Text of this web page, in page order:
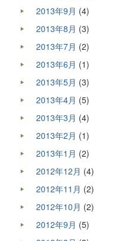
2013年9月 (4)
2013年8月 (3)
2013年7月 (2)
2013年6月 (1)
2013年5月 (3)
2013年4月 (5)
2013年3月 (4)
2013年2月 (1)
2013年1月 (2)
2012年12月 (4)
2012年11月 (2)
2012年10月 (2)
2012年9月 (5)